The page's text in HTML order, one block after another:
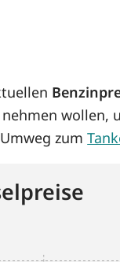
wollen,
zum